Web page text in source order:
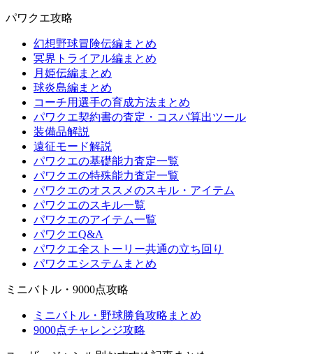
パワクエ攻略
幻想野球冒険伝編まとめ
冥界トライアル編まとめ
月姫伝編まとめ
球炎島編まとめ
コーチ用選手の育成方法まとめ
パワクエ契約書の査定・コスパ算出ツール
装備品解説
遠征モード解説
パワクエの基礎能力査定一覧
パワクエの特殊能力査定一覧
パワクエのオススメのスキル・アイテム
パワクエのスキル一覧
パワクエのアイテム一覧
パワクエQ&A
パワクエ全ストーリー共通の立ち回り
パワクエシステムまとめ
ミニバトル・9000点攻略
ミニバトル・野球勝負攻略まとめ
9000点チャレンジ攻略